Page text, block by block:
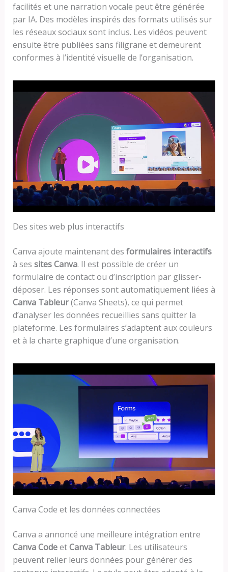
facilités et une narration vocale peut être générée
par IA. Des modèles inspirés des formats utilisés sur
les réseaux sociaux sont inclus. Les vidéos peuvent
ensuite être publiées sans filigrane et demeurent
conformes à l’identité visuelle de l’organisation.
Des sites web plus interactifs
Canva ajoute maintenant des formulaires interactifs
à ses sites Canva. Il est possible de créer un
formulaire de contact ou d’inscription par glisser-
déposer. Les réponses sont automatiquement liées à
Canva Tableur(Canva Sheets), ce qui permet
d’analyser les données recueillies sans quitter la
plateforme. Les formulaires s’adaptent aux couleurs
et à la charte graphique d’une organisation.
Canva Code et les données connectées
Canva a annoncé une meilleure intégration entre
Canva CodeetCanva Tableur. Les utilisateurs
peuvent relier leurs données pour générer des